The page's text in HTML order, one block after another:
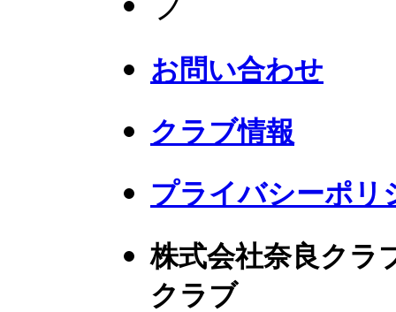
お問い合わせ
クラブ情報
プライバシーポリ
株式会社奈良ク
クラブ